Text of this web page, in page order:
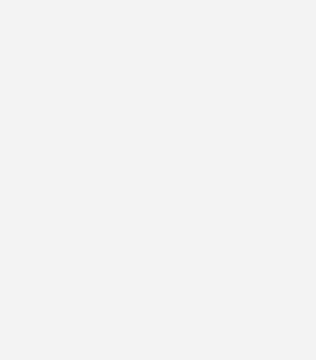
Medien berichten aber bereits über
empfehlen festgelegte
empfehlen die
dass die Politik in Zukunft gesetzlich
bestimmte Technologien einführt, die sich
orientieren. So könne gewährleistet
Elektrolyseure, Industrie, Kraftwerke
berücksichtigt werden, wenn auch
einem Netzanschluss die Möglichkeiten